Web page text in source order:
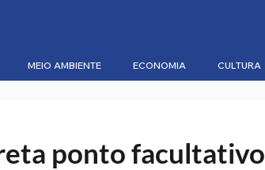
MEIO AMBIENTE ECONOMIA CULTURA
ponto facultativo